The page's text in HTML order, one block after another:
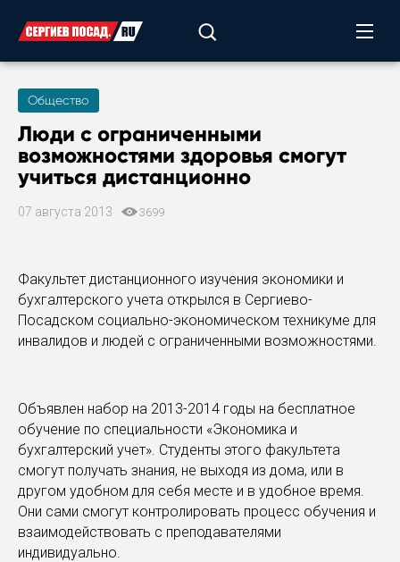
Общество
Люди с ограниченными
возможностями здоровья смогут
учиться дистанционно
07 августа 2013 3699
Факультет дистанционного изучения экономики и
бухгалтерского учета открылся в Сергиево-
Посадском социально-экономическом техникуме для
инвалидов и людей с ограниченными возможностями.
Объявлен набор на 2013-2014 годы на бесплатное
обучение по специальности «Экономика и
бухгалтерский учет». Студенты этого факультета
смогут получать знания, не выходя из дома, или в
другом удобном для себя месте и в удобное время.
Они сами смогут контролировать процесс обучения и
взаимодействовать с преподавателями
индивидуально.